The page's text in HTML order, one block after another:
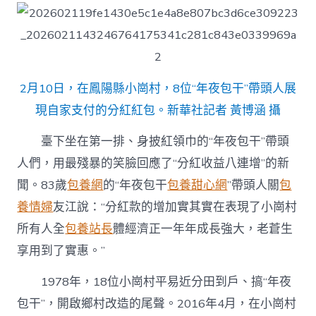
2月10日，在鳳陽縣小崗村，8位“年夜包干”帶頭人展
現自家支付的分紅紅包。新華社記者 黃博涵 攝
臺下坐在第一排、身披紅領巾的“年夜包干”帶頭
人們，用最殘暴的笑臉回應了“分紅收益八連增”的新
聞。83歲包養網的“年夜包干包養甜心網”帶頭人關包
養情婦友江說：“分紅款的增加實其實在表現了小崗村
所有人全包養站長體經濟正一年年成長強大，老蒼生
享用到了實惠。”
1978年，18位小崗村平易近分田到戶、搞“年夜
包干”，開啟鄉村改造的尾聲。2016年4月，在小崗村